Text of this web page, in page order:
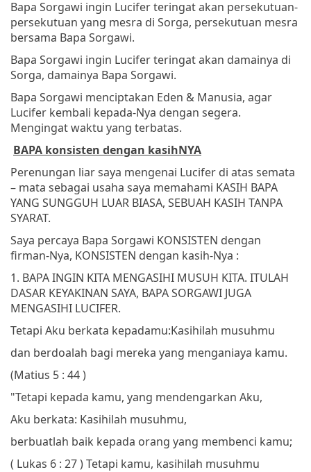
Bapa Sorgawi ingin Lucifer teringat akan persekutuan-
persekutuan yang mesra di Sorga, persekutuan mesra
bersama Bapa Sorgawi.
Bapa Sorgawi ingin Lucifer teringat akan damainya di
Sorga, damainya Bapa Sorgawi.
Bapa Sorgawi menciptakan Eden & Manusia, agar
Lucifer kembali kepada-Nya dengan segera.
Mengingat waktu yang terbatas.
BAPA konsisten dengan kasihNYA
Perenungan liar saya mengenai Lucifer di atas semata
– mata sebagai usaha saya memahami KASIH BAPA
YANG SUNGGUH LUAR BIASA, SEBUAH KASIH TANPA
SYARAT.
Saya percaya Bapa Sorgawi KONSISTEN dengan
firman-Nya, KONSISTEN dengan kasih-Nya :
1. BAPA INGIN KITA MENGASIHI MUSUH KITA. ITULAH
DASAR KEYAKINAN SAYA, BAPA SORGAWI JUGA
MENGASIHI LUCIFER.
Tetapi Aku berkata kepadamu:Kasihilah musuhmu
dan berdoalah bagi mereka yang menganiaya kamu.
(Matius 5 : 44 )
"Tetapi kepada kamu, yang mendengarkan Aku,
Aku berkata: Kasihilah musuhmu,
berbuatlah baik kepada orang yang membenci kamu;
( Lukas 6 : 27 )Tetapi kamu, kasihilah musuhmu